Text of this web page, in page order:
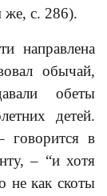
же, с. 286).
направлена
обычай,
обеты
детей.
говорится в
– “и хотя
не как скоты